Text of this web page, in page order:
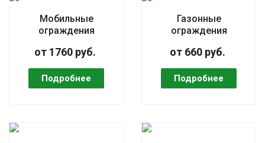
Мобильные
ограждения
от 1760 руб.
Газонные
ограждения
от 660 руб.